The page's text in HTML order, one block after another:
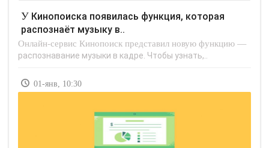
У Кинопоиска появилась функция, которая
распознаёт музыку в..
Онлайн-сервис Кинопоиск представил новую функцию —
распознавание музыки в кадре. Чтобы узнать,..
01-янв, 10:30